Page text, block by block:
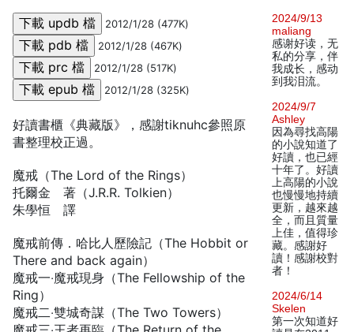
2012/1/28 (477K)
2012/1/28 (467K)
2012/1/28 (517K)
2012/1/28 (325K)
好讀書櫃《典藏版》，感謝tiknuhc參照原
書整理校正過。
魔戒（The Lord of the Rings）
托爾金 著（J.R.R. Tolkien）
朱學恒 譯
魔戒前傳．哈比人歷險記（The Hobbit or
There and back again）
魔戒一‧魔戒現身（The Fellowship of the
Ring）
魔戒二‧雙城奇謀（The Two Towers）
2024/9/13
maliang
感谢好读，无
私的分享，伴
我成长，感动
到我泪流。
2024/9/7
Ashley
因為尋找高陽
的小說知道了
好讀，也已經
十年了。好讀
上高陽的小說
也慢慢地持續
更新，越來越
全，而且質量
上佳，值得珍
藏。感謝好
讀！感謝校對
者！
2024/6/14
Skelen
第一次知道好